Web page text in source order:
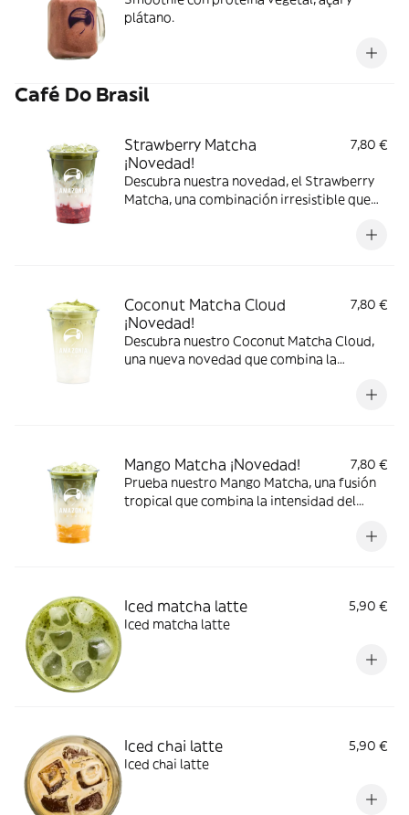
plátano.
Café Do Brasil
Strawberry Matcha
¡Novedad!
7,80 €
Descubra nuestra novedad, el Strawberry
Matcha, una combinación irresistible que
la dulzura natural de la fresa. Su equilibrio
Coconut Matcha Cloud
¡Novedad!
7,80 €
Descubra nuestro Coconut Matcha Cloud,
una nueva novedad que combina la
Mango Matcha ¡Novedad!
7,80 €
Prueba nuestro Mango Matcha, una fusión
tropical que combina la intensidad del
Iced matcha latte
5,90 €
Iced matcha latte
Iced chai latte
5,90 €
Iced chai latte